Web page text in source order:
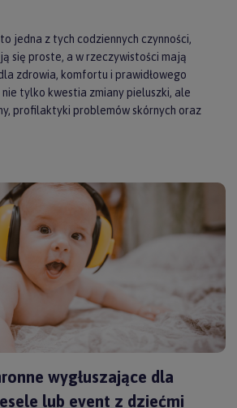
jedna z tych codziennych czynności,
się proste, a w rzeczywistości mają
zdrowia, komfortu i prawidłowego
tylko kwestia zmiany pieluszki, ale
profilaktyki problemów skórnych oraz
wygłuszające dla
lub event z dziećmi